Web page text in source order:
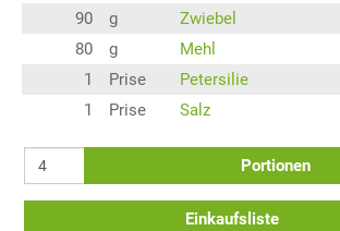
90
g
Zwiebel
80
g
Mehl
1
Prise
Petersilie
1
Prise Salz
Portionen
Einkaufsliste